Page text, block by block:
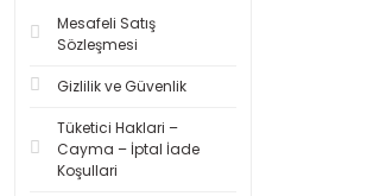
Mesafeli Satış
Sözleşmesi
Gizlilik ve Güvenlik
Tüketici Haklari –
Cayma – İptal İade
Koşullari